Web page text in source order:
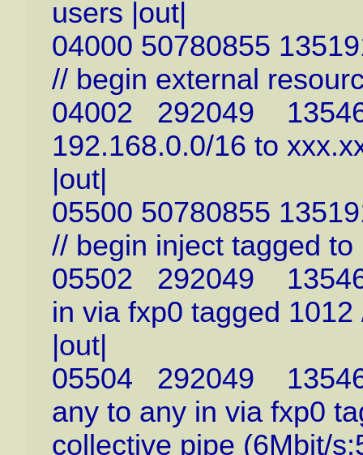
users |out|
04000 50780855
// begin external
04002 292049
192.168.0.0/16 to
|out|
05500 50780855
// begin inject tagged
05502 292049
in via fxp0 tagged
|out|
05504 292049
any to any in via fxp0
collective pipe (6Mbit/